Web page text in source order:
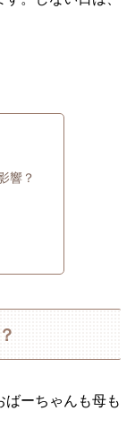
響？
ーちゃんも母も